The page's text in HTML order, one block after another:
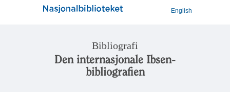
English
Bibliografi
Den internasjonale Ibsen-
bibliografien